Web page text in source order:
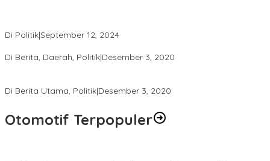
Di Politik|September 12, 2024
Di Berita, Daerah, Politik|Desember 3, 2020
Di Berita Utama, Politik|Desember 3, 2020
Otomotif Terpopuler